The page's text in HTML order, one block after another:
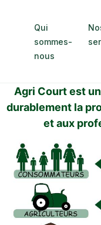
Qui
sommes-
nous
Agri Court est
durablement la
et aux